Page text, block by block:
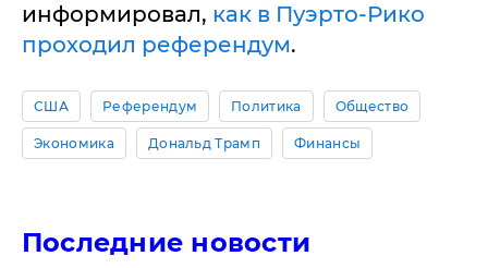
информировал, как в Пуэрто-Рико
проходил референдум.
США Референдум Политика Общество
Экономика Дональд Трамп Финансы
Последние новости